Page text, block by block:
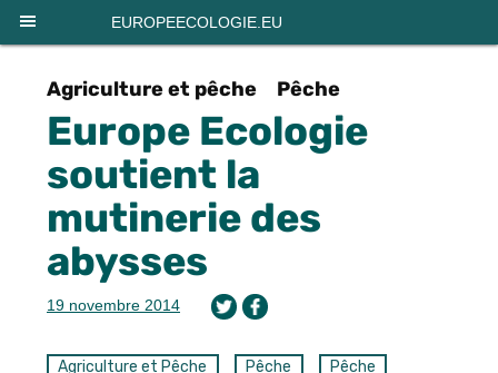
EUROPEECOLOGIE.EU
Agriculture et pêche Pêche
Europe Ecologie
soutient la
mutinerie des
abysses
19 novembre 2014
Agriculture et Pêche Pêche Pêche